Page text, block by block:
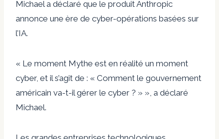
Michael a déclaré que le produit Anthropic
annonce une ère de cyber-opérations basées sur
l’IA.
« Le moment Mythe est en réalité un moment
cyber, et il s’agit de : « Comment le gouvernement
américain va-t-il gérer le cyber ? » », a déclaré
Michael.